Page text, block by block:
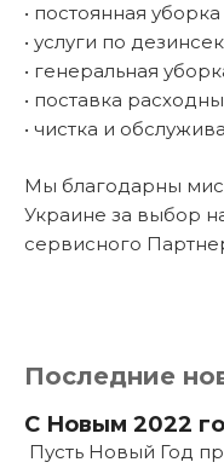
Последние
С Новым 2022
Пусть Новый Год
• постоянная уборка
• услуги по
• генеральная
• поставка
• чистка и
Мы благодарны
Украине за выбор
сервисного